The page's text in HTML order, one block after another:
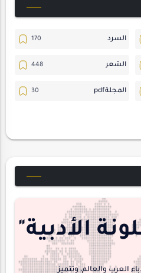
السرد
الشعر
المجلةpdf
هايكو الأدبية"
العرب والعالم، وتتميز